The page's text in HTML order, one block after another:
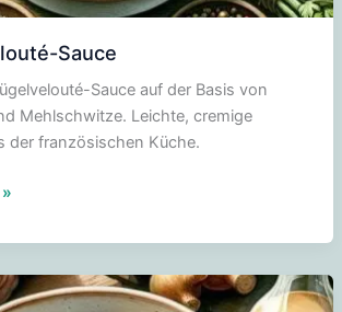
Sauce
Sauce auf der Basis von
Mehlschwitze. Leichte, cremige
der französischen Küche.